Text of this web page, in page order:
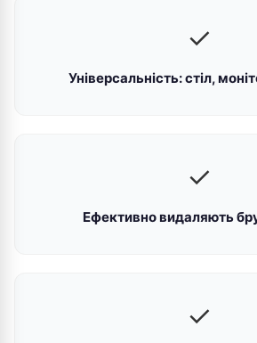
✓
Універсальність: стіл,
✓
Ефективно видаляють
✓